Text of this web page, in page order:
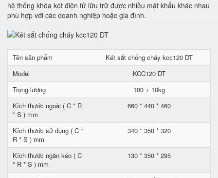
hệ thống khóa két điện tử lữu trữ được nhiều mật khẩu khác nhau
phù hợp với các doanh nghiệp hoặc gia đình.
Tên sản phẩm
Két sắt chống cháy kcc120 DT
Model
KCC120 DT
Trọng lượng
100 ± 10kg
Kích thước ngoài ( C * R
* S ) mm
660 * 440 * 460
Kích thước sử dụng ( C *
R * S ) mm
340 * 350 * 320
Kích thước ngăn kéo ( C
* R * S ) mm
130 * 350 * 295